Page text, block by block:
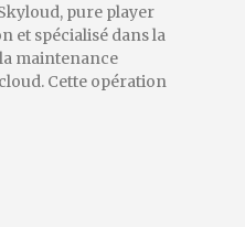
pure player
et spécialisé dans la
maintenance
Cette opération